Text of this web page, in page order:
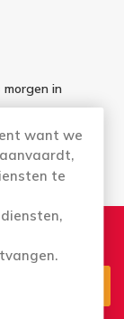
morgen in
want we
te